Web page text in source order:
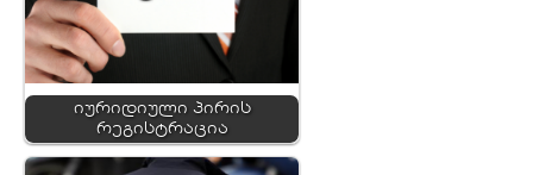
იურიდიული პირის
რეგისტრაცია